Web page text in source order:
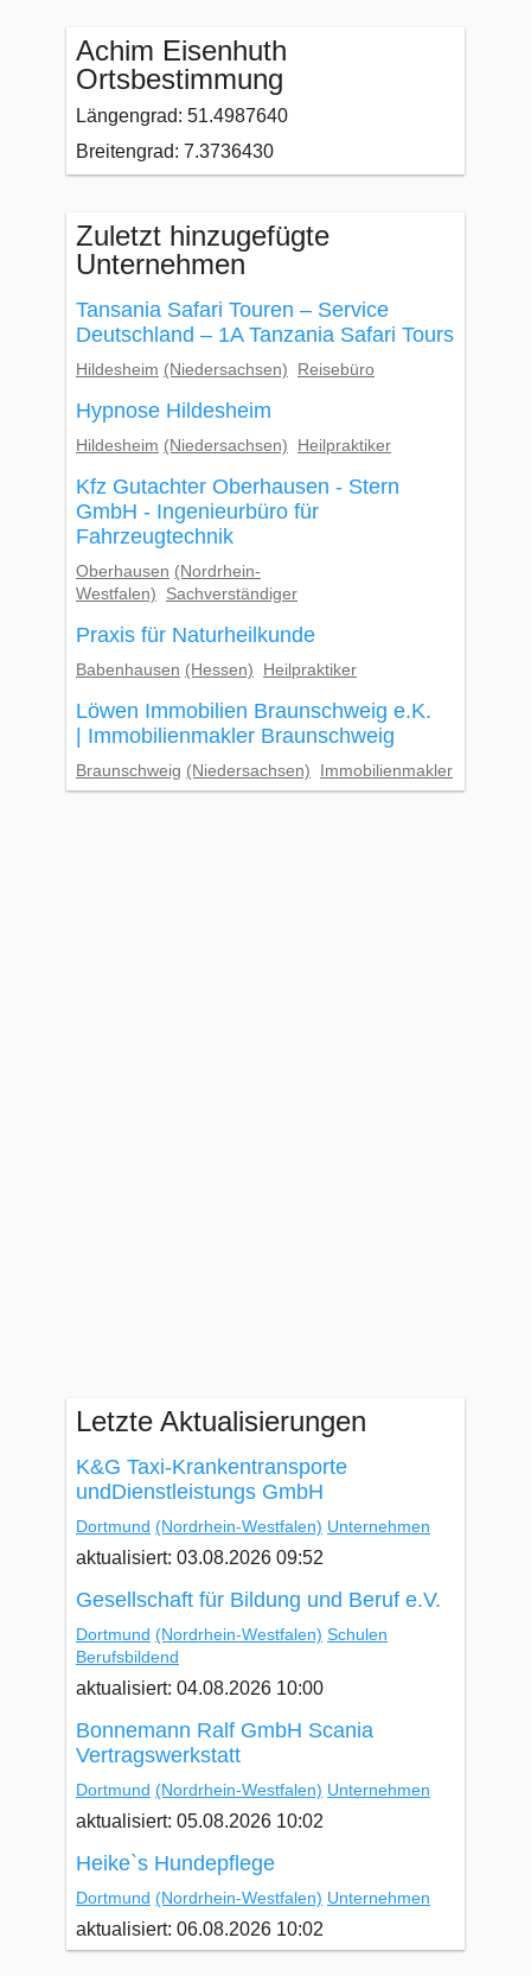
Achim Eisenhuth
Ortsbestimmung
Längengrad: 51.4987640
Breitengrad: 7.3736430
Zuletzt hinzugefügte
Unternehmen
Tansania Safari Touren – Service
Deutschland – 1A Tanzania Safari Tours
Hildesheim (Niedersachsen) Reisebüro
Hypnose Hildesheim
Hildesheim (Niedersachsen) Heilpraktiker
Kfz Gutachter Oberhausen - Stern
GmbH - Ingenieurbüro für
Fahrzeugtechnik
Oberhausen (Nordrhein-
Westfalen)
Sachverständiger
Praxis für Naturheilkunde
Babenhausen (Hessen) Heilpraktiker
Löwen Immobilien Braunschweig e.K.
| Immobilienmakler Braunschweig
Braunschweig (Niedersachsen) Immobilienmakler
Letzte Aktualisierungen
K&G Taxi-Krankentransporte
undDienstleistungs GmbH
Dortmund (Nordrhein-Westfalen) Unternehmen
aktualisiert: 03.08.2026 09:52
Gesellschaft für Bildung und Beruf e.V.
Dortmund (Nordrhein-Westfalen) Schulen
Berufsbildend
aktualisiert: 04.08.2026 10:00
Bonnemann Ralf GmbH Scania
Vertragswerkstatt
Dortmund (Nordrhein-Westfalen) Unternehmen
aktualisiert: 05.08.2026 10:02
Heike`s Hundepflege
Dortmund (Nordrhein-Westfalen) Unternehmen
aktualisiert: 06.08.2026 10:02